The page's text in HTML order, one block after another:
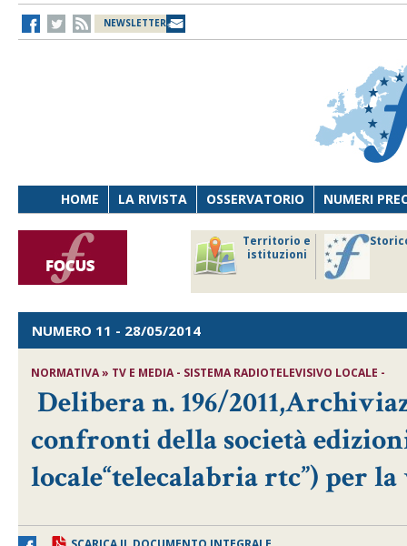
NEWSLETTER
HOME LA RIVISTA OSSERVATORIO NUMERI
Territorio e
istituzioni
NUMERO 11 - 28/05/2014
NORMATIVA » TV E MEDIA - SISTEMA RADIOTELEVISIVO LOCALE -
Delibera n. 196/
confronti della società
locale“telecalabria rtc”) per la